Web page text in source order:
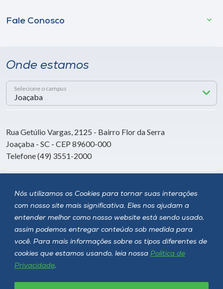
Nós utilizamos os Cookies para tornar suas interações
com nosso site mais significativa. Eles nos ajudam a
entender melhor como nosso website está sendo usado,
assim podemos entregar conteúdo sob medida para
você. Para mais informações sobre os tipos diferentes de
cookies que estamos usando, leia nossa Política de
Privacidade.
Fale Conosco
Onde estamos
Selecione o campus
Rua Getúlio Vargas, 2125 - Bairro Flor da Serra
Joaçaba - SC - CEP 89600-000
Telefone (49) 3551-2000
Siga a Unoesc